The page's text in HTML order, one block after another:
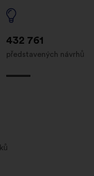
432 761
představených návrhů